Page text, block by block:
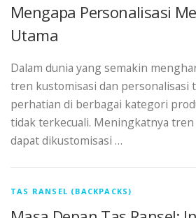
Mengapa Personalisasi
Utama
Dalam dunia yang semakin
tren kustomisasi dan personalisasi
perhatian di berbagai kategori
tidak terkecuali. Meningkatnya
dapat dikustomisasi …
TAS RANSEL (BACKPACKS)